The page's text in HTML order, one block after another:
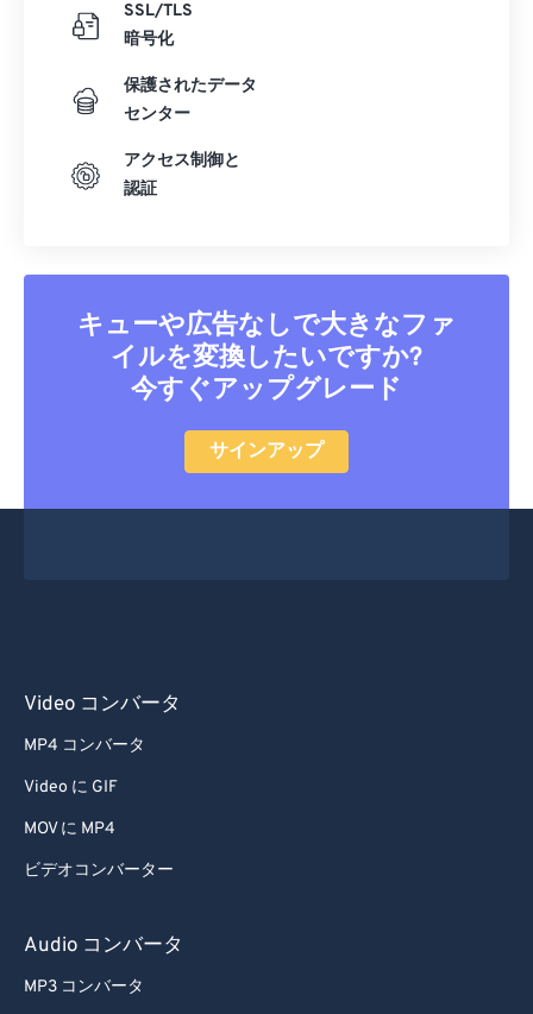
SSL/TLS
暗号化
保護されたデータ
センター
アクセス制御と
認証
キューや広告なしで大きなファ
イルを変換したいですか?
今すぐアップグレード
サインアップ
Video コンバータ
MP4 コンバータ
Video に GIF
MOV に MP4
ビデオコンバーター
Audio コンバータ
MP3 コンバータ